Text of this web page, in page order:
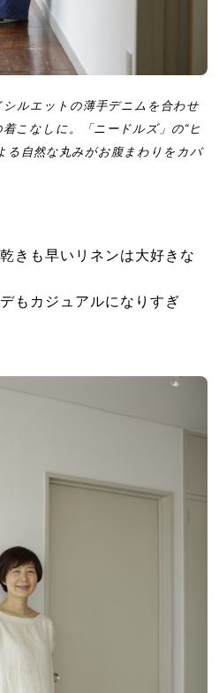
ルエットの薄手デニムを合わせ
こなしに。「ニードルズ」の“ヒ
る自然な丸みがお腹まわりをカバ
きも早いリネンは大好きな
もカジュアルになりすぎ